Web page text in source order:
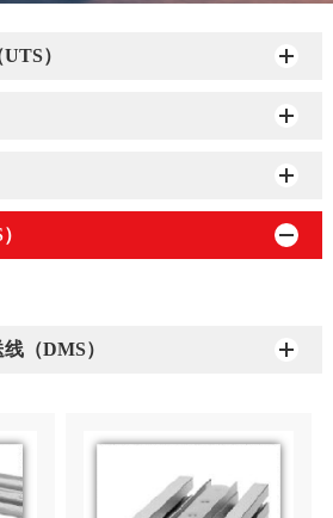
）
（DMS）